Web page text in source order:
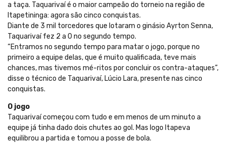
a taça. Taquarivaí é o maior campeão do torneio na região de
Itapetininga: agora são cinco conquistas.
Diante de 3 mil torcedores que lotaram o ginásio Ayrton Senna,
Taquarivaí fez 2 a 0 no segundo tempo.
“Entramos no segundo tempo para matar o jogo, porque no
primeiro a equipe delas, que é muito qualificada, teve mais
chances, mas tivemos mé-ritos por concluir os contra-ataques”,
disse o técnico de Taquarivaí, Lúcio Lara, presente nas cinco
conquistas.
O jogo
Taquarivaí começou com tudo e em menos de um minuto a
equipe já tinha dado dois chutes ao gol. Mas logo Itapeva
equilibrou a partida e tomou a posse de bola.